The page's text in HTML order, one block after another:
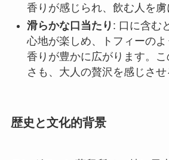
香りが感じられ、飲む人を虜
滑らかな口当たり : 口に含む
心地が楽しめ、トフィーの
香りが豊かに広がります。
さも、大人の贅沢を感じさせ
歴史と文化的背景